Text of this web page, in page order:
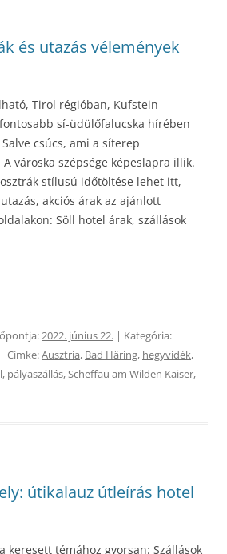
és utazás vélemények
Tirol régióban, Kufstein
sí-üdülőfalucska hírében
csúcs, ami a síterep
városka szépsége képeslapra illik.
stílusú időtöltése lehet itt,
akciós árak az ajánlott
Söll hotel árak, szállások
2022. június 22. | Kategória:
| Címke:Ausztria, Bad Häring, hegyvidék,
, pályaszállás,Scheffau am Wilden Kaiser,
útikalauz útleírás hotel
keresett témához gyorsan: Szállások